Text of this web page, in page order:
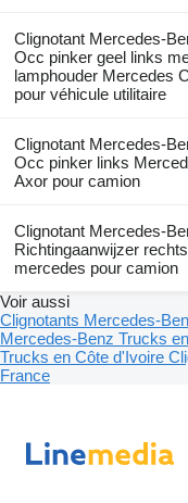
Clignotant Mercedes-
Occ pinker geel links
lamphouder Mercedes
pour véhicule utilitaire
Clignotant Mercedes-
Occ pinker links
Axor pour camion
Clignotant Mercedes-
Richtingaanwijzer rechts
mercedes pour camion
Voir aussi
Clignotants Mercedes-
Mercedes-Benz Trucks
Trucks en Côte d'Ivoire
France